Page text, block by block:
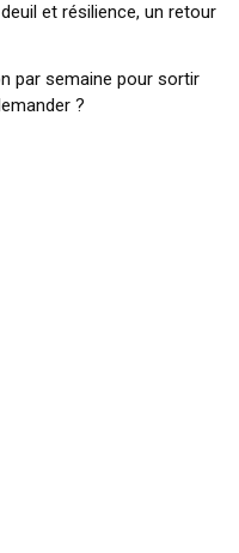
et résilience, un retour
par semaine pour sortir
?